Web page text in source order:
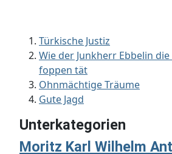
Türkische Justiz
Wie der Junkherr Ebbelin
foppen tät
Ohnmächtige Träume
Gute Jagd
Unterkategorien
Moritz Karl Wilhelm